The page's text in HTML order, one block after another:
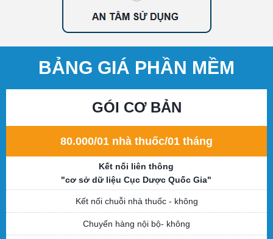
BẢNG GIÁ PHẦN MỀM
GÓI CƠ BẢN
80.000/01 nhà thuốc/01 tháng
Kết nối liên thông
"cơ sở dữ liệu Cục Dược Quốc Gia"
Kết nối chuỗi nhà thuốc - không
Chuyển hàng nội bộ- không